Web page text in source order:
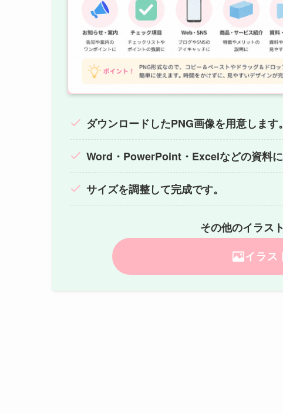
ダウンロードしたPNG画像を用意します。
Word・PowerPoint・Excelなどの資料に
サイズを調整して完成です。
その他のイラス
イラス